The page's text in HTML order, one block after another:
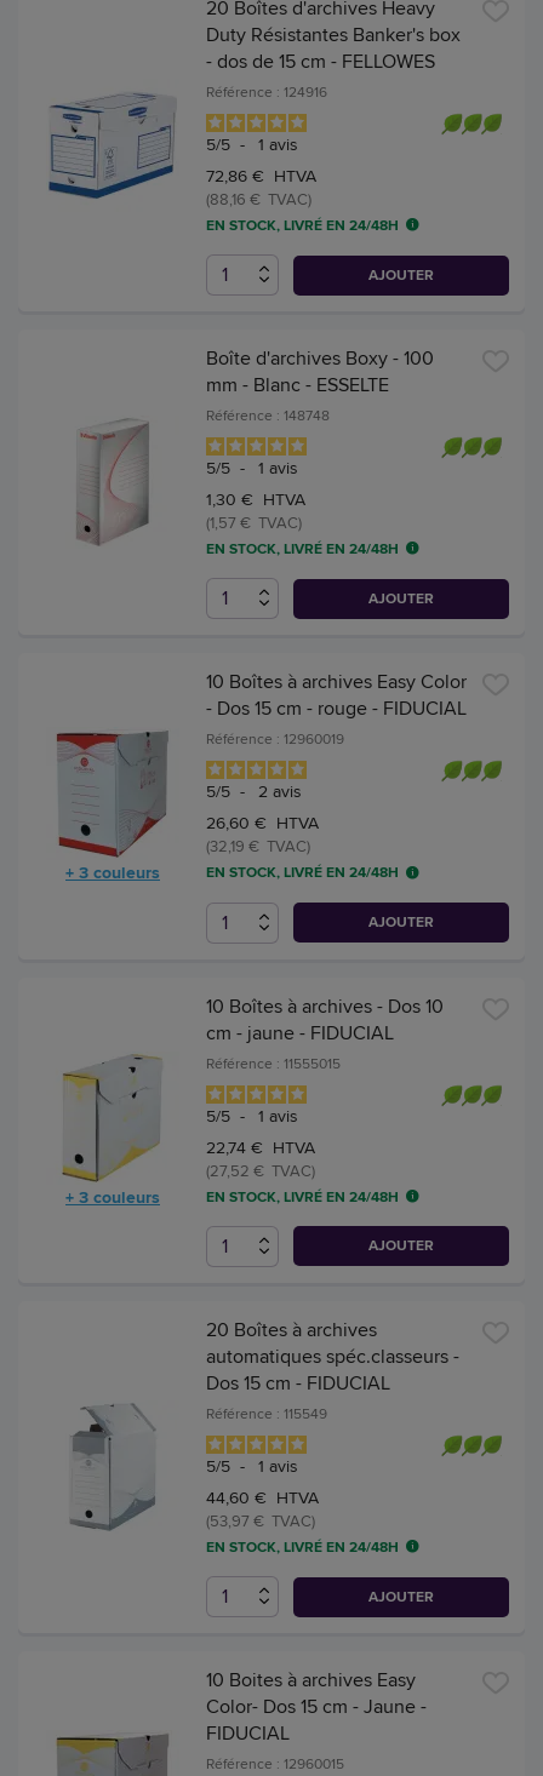
20 Boîtes d'archives Heavy
Duty Résistantes Banker's box
- dos de 15 cm - FELLOWES
Référence : 124916
5/5 - 1 avis
72,86 € HTVA
(88,16 € TVAC)
EN STOCK, LIVRÉ EN 24/48H
AJOUTER
Boîte d'archives Boxy - 100
mm - Blanc - ESSELTE
Référence : 148748
5/5 - 1 avis
1,30 € HTVA
(1,57 € TVAC)
EN STOCK, LIVRÉ EN 24/48H
AJOUTER
+ 3 couleurs
10 Boîtes à archives Easy Color
- Dos 15 cm - rouge - FIDUCIAL
Référence : 12960019
5/5 - 2 avis
26,60 € HTVA
(32,19 € TVAC)
EN STOCK, LIVRÉ EN 24/48H
AJOUTER
+ 3 couleurs
10 Boîtes à archives - Dos 10
cm - jaune - FIDUCIAL
Référence : 11555015
5/5 - 1 avis
22,74 € HTVA
(27,52 € TVAC)
EN STOCK, LIVRÉ EN 24/48H
AJOUTER
20 Boîtes à archives
automatiques spéc.classeurs -
Dos 15 cm - FIDUCIAL
Référence : 115549
5/5 - 1 avis
44,60 € HTVA
(53,97 € TVAC)
EN STOCK, LIVRÉ EN 24/48H
AJOUTER
10 Boites à archives Easy
Color- Dos 15 cm - Jaune -
FIDUCIAL
Référence : 12960015